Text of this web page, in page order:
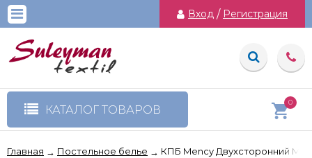
Вход / Регистрация
КАТАЛОГ ТОВАРОВ
0
Главная → Постельное белье → КПБ Mency Двухсторонний